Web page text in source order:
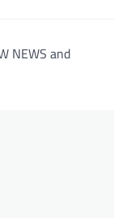
NEWS and